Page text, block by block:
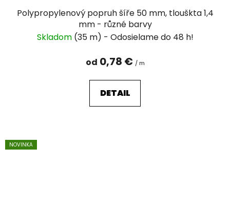
Polypropylenový popruh šíře 50 mm, tlouškta 1,4
mm - různé barvy
Skladom (35 m)
od 0,78 € / m
DETAIL
NOVINKA